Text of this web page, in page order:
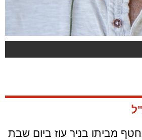
דנציג (75) נחטף מביתו בניר עוז ביום שבת